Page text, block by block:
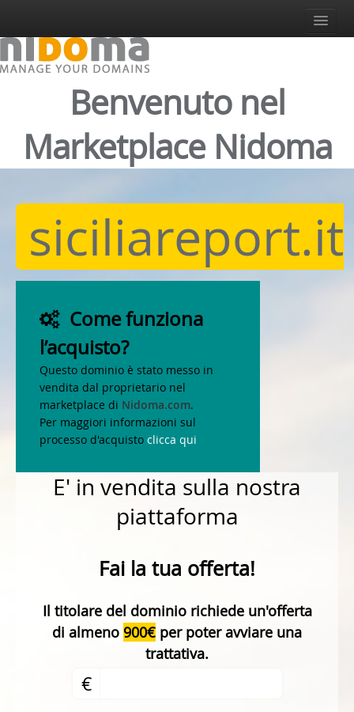
Registrati
English
Benvenuto nel
Marketplace Nidoma
siciliareport.it
Come funziona
l’acquisto?
Questo dominio è stato messo in
vendita dal proprietario nel
marketplace di Nidoma.com.
Per maggiori informazioni sul
processo d'acquisto clicca qui
E' in vendita sulla nostra
piattaforma
Fai la tua offerta!
Il titolare del dominio richiede un'offerta
di almeno 900€ per poter avviare una
trattativa.
€